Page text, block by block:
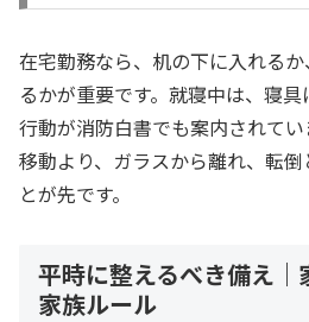
在宅勤務なら、机の下に入れる
るかが重要です。就寝中は、寝
行動が消防白書でも案内されて
移動より、ガラスから離れ、転
とが先です。
平時に整えるべき備え｜
家族ルール